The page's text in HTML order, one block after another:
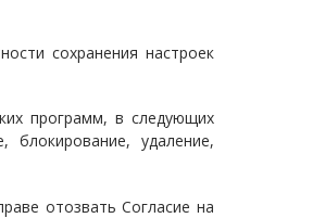
сохранения настроек
программ, в следующих
блокирование, удаление,
отозвать Согласие на